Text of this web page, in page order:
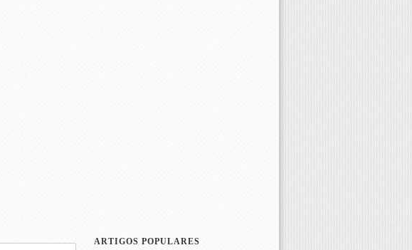
ARTIGOS POPULARES